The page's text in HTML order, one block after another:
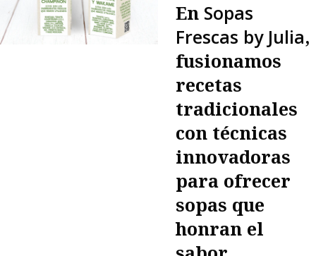
En Sopas
Frescas by Julia,
fusionamos
recetas
tradicionales
con técnicas
innovadoras
para ofrecer
sopas que
honran el